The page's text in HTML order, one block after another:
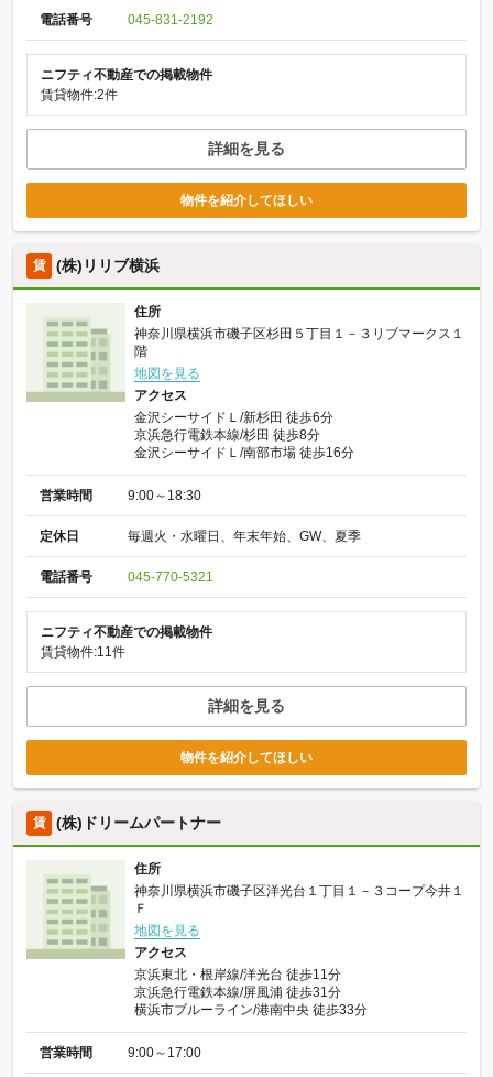
電話番号 045-831-2192
ニフティ不動産での掲載物件
賃貸物件:2件
詳細を見る
物件を紹介してほしい
賃 (株)リリブ横浜
住所
神奈川県横浜市磯子区杉田５丁目１－３リブマークス１
階
地図を見る
アクセス
金沢シーサイドＬ/新杉田 徒歩6分
京浜急行電鉄本線/杉田 徒歩8分
金沢シーサイドＬ/南部市場 徒歩16分
営業時間 9:00～18:30
定休日 毎週火・水曜日、年末年始、GW、夏季
電話番号 045-770-5321
ニフティ不動産での掲載物件
賃貸物件:11件
詳細を見る
物件を紹介してほしい
賃 (株)ドリームパートナー
住所
神奈川県横浜市磯子区洋光台１丁目１－３コープ今井１
Ｆ
地図を見る
アクセス
京浜東北・根岸線/洋光台 徒歩11分
京浜急行電鉄本線/屏風浦 徒歩31分
横浜市ブルーライン/港南中央 徒歩33分
営業時間 9:00～17:00